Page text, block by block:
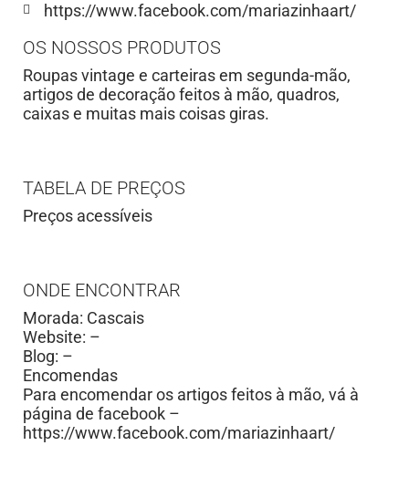
https://www.facebook.com/mariazinhaart/
OS NOSSOS PRODUTOS
Roupas vintage e carteiras em segunda-mão,
artigos de decoração feitos à mão, quadros,
caixas e muitas mais coisas giras.
TABELA DE PREÇOS
Preços acessíveis
ONDE ENCONTRAR
Morada: Cascais
Website: –
Blog: –
Encomendas
Para encomendar os artigos feitos à mão, vá à
página de facebook –
https://www.facebook.com/mariazinhaart/